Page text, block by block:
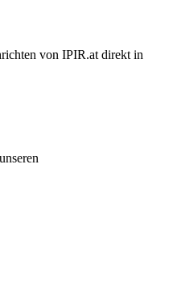
von IPIR.at direkt in